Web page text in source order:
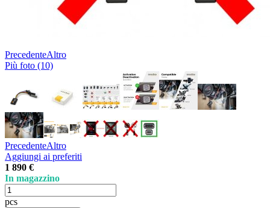
PrecedenteAltro
Più foto (10)
PrecedenteAltro
Aggiungi ai preferiti
1 890 €
In magazzino
pcs